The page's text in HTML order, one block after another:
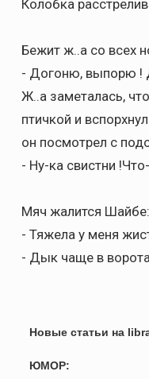
Колобка
Бежит ж..а со всех
- Догоню, выпоpю !
Ж..а заметалась,
птичкой и
он посмотpел с
- Hу-ка свистни
Мяч жалится Шайбе:
- Тяжела у меня
- Дык чаще в ворота
Новые статьи на
ЮМОР: